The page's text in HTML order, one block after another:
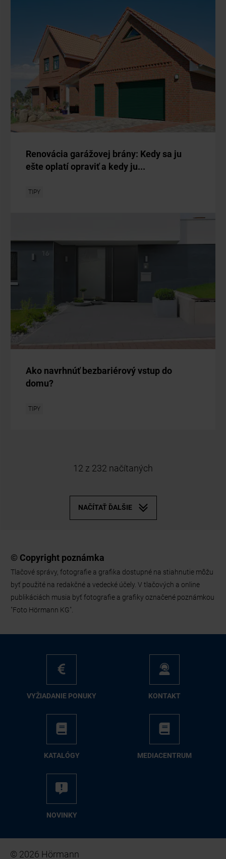
© Copyright poznámka
Tlačové správy, fotografie a grafika dostupné na stiahnutie môžu
byť použité na redakčné a vedecké účely. V tlačových a online
publikáciách musia byť fotografie a grafiky označené poznámkou
"Foto Hörmann KG".
VY­ŽIA­DA­NIE PO­NU­KY KON­TAKT
KA­TA­LÓ­GY ME­DIA­CEN­TRUM
NO­VIN­KY
© 2026 Hörmann